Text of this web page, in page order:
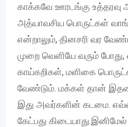
காக்கவே ஊரடங்கு உத்தரவு
அத்யாவசிய பொருட்கள்
என்றாலும், தினசரி வர
முறை வெளியே வரும்
காய்கறிகள், மளிகை
வேண்டும். மக்கள் தான்
இது அவர்களின் கடமை.
கேட்பது